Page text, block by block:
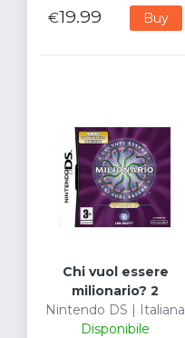
€19.99 Buy
Chi vuol essere
milionario? 2
Nintendo DS | Italiana
Disponibile